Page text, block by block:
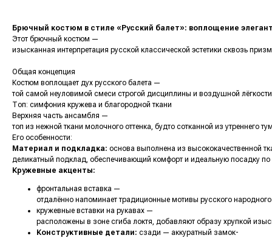
Брючный костюм в стиле «Русский балет»: воплощение
Этот брючный костюм —
изысканная интерпретация русской классической эстетики сквозь
Общая концепция
Костюм воплощает дух русского балета —
той самой неуловимой смеси строгой дисциплины и воздушной
Топ: симфония кружева и благородной ткани
Верхняя часть ансамбля —
топ из нежной ткани молочного оттенка, будто сотканной из утреннего
Его особенности:
Материал и подкладка: основа выполнена из высококачественной
деликатный подклад, обеспечивающий комфорт и идеальную посадку по
Кружевные акценты:
фронтальная вставка —
отдалённо напоминает традиционные мотивы русского
кружевные вставки на рукавах —
расположены в зоне сгиба локтя, добавляют образу хрупкой
Конструктивные детали: сзади — аккуратный замок-